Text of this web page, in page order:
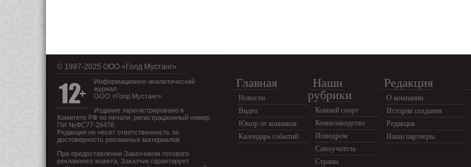
© 1997-2025 OOO «Голд Мустанг»
Информационно-аналитический
журнал
ООО «Голд Мустанг»
Издание зарегистрировано в
Комитете РФ по печати, регистрационный номер
ПИ №ФС77-26476.
Редакция не несет ответственность за
достоверность рекламных материалов.
При предоставлении Заказчиком готового
рекламного макета, Заказчик гарантирует
Главная
Новости
Видео
Юмор от конников
Календарь событий
Наши
рубрики
Конный спорт
Коннозаводство
Ипподром
Самоучитель
Страны
Редакция
О компании
История создания
Редакция
Наши партнеры